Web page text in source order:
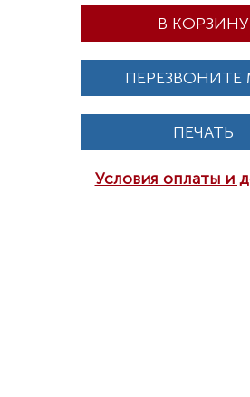
В КОРЗИНУ
ПЕРЕЗВОНИТЕ
ПЕЧАТЬ
Условия оплаты и